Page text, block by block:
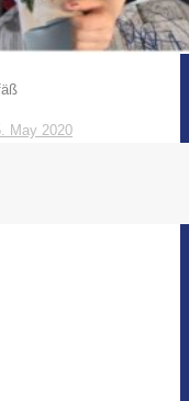
May 2020